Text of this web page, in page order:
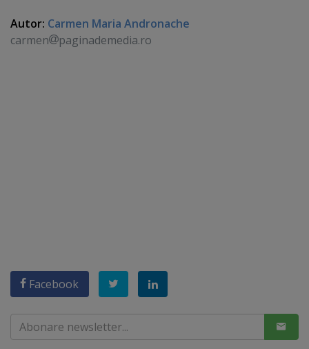
Autor: Carmen Maria Andronache
carmen
paginademedia.ro
Facebook